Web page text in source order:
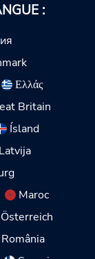
:
Ελλάς
Britain
Ísland
Maroc